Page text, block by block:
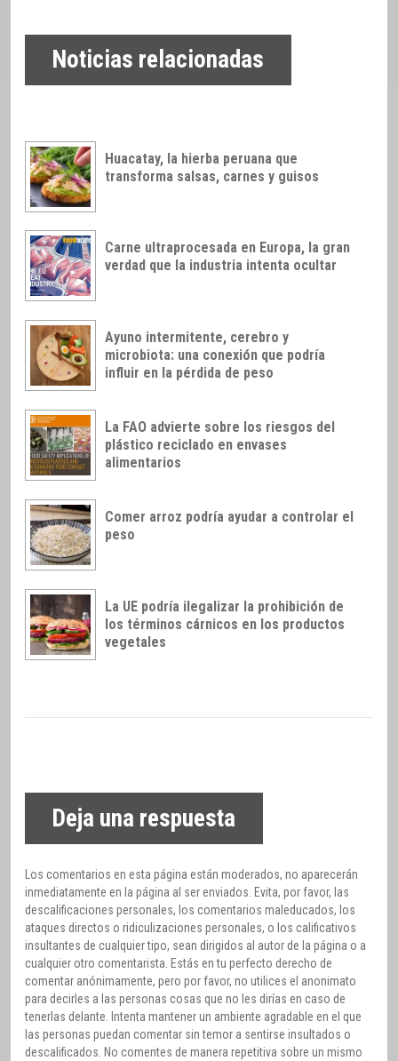
Noticias relacionadas
Huacatay, la hierba peruana que
transforma salsas, carnes y guisos
Carne ultraprocesada en Europa, la gran
verdad que la industria intenta ocultar
Ayuno intermitente, cerebro y
microbiota: una conexión que podría
influir en la pérdida de peso
La FAO advierte sobre los riesgos del
plástico reciclado en envases
alimentarios
Comer arroz podría ayudar a controlar el
peso
La UE podría ilegalizar la prohibición de
los términos cárnicos en los productos
vegetales
Deja una respuesta
Los comentarios en esta página están moderados, no aparecerán
inmediatamente en la página al ser enviados. Evita, por favor, las
descalificaciones personales, los comentarios maleducados, los
ataques directos o ridiculizaciones personales, o los calificativos
insultantes de cualquier tipo, sean dirigidos al autor de la página o a
cualquier otro comentarista. Estás en tu perfecto derecho de
comentar anónimamente, pero por favor, no utilices el anonimato
para decirles a las personas cosas que no les dirías en caso de
tenerlas delante. Intenta mantener un ambiente agradable en el que
las personas puedan comentar sin temor a sentirse insultados o
descalificados. No comentes de manera repetitiva sobre un mismo